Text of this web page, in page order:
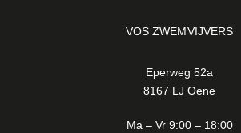
VOS ZWEMVIJVERS
Eperweg 52a
8167 LJ Oene
Ma – Vr 9:00 – 18:00